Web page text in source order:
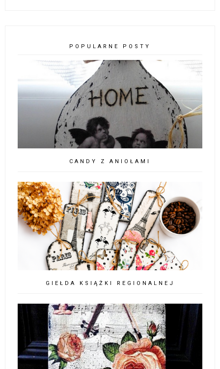
POPULARNE POSTY
CANDY Z ANIOŁAMI
GIEŁDA KSIĄŻKI REGIONALNEJ